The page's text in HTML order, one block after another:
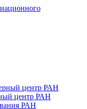
центр РАН